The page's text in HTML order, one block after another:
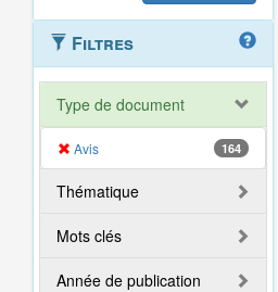
Filtres
Type de document
Avis 164
Thématique
Mots clés
Année de publication